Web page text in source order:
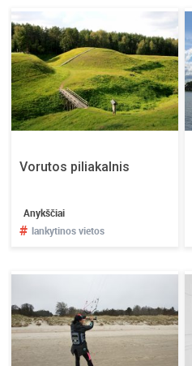
Vorutos piliakalnis
Anykščiai
# lankytinos vietos